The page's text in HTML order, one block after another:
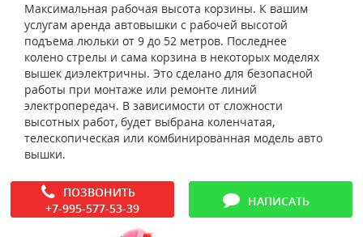
Максимальная рабочая высота корзины. К вашим
услугам аренда автовышки с рабочей высотой
подъема люльки от 9 до 52 метров. Последнее
колено стрелы и сама корзина в некоторых моделях
вышек диэлектричны. Это сделано для безопасной
работы при монтаже или ремонте линий
электропередач. В зависимости от сложности
высотных работ, будет выбрана коленчатая,
телескопическая или комбинированная модель авто
вышки.
ПОЗВОНИТЬ
+7-995-577-53-39
НАПИСАТЬ